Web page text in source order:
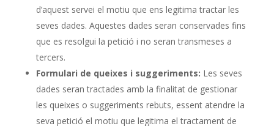
d’aquest servei el motiu que ens legitima tractar les
seves dades. Aquestes dades seran conservades fins
que es resolgui la petició i no seran transmeses a
tercers.
Formulari de queixes i suggeriments: Les seves
dades seran tractades amb la finalitat de gestionar
les queixes o suggeriments rebuts, essent atendre la
seva petició el motiu que legitima el tractament de